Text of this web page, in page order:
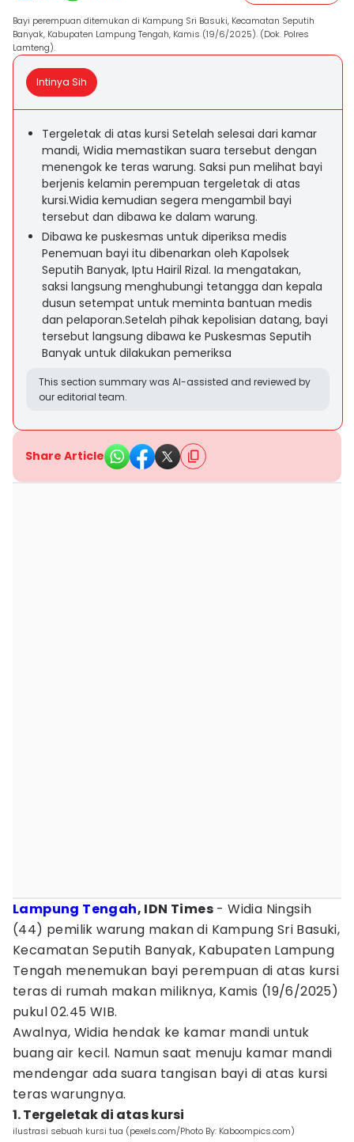
Bayi perempuan ditemukan di Kampung Sri Basuki, Kecamatan Seputih
Banyak, Kabupaten Lampung Tengah, Kamis (19/6/2025). (Dok. Polres
Lamteng).
Intinya Sih
Tergeletak di atas kursi Setelah selesai dari kamar
mandi, Widia memastikan suara tersebut dengan
menengok ke teras warung. Saksi pun melihat bayi
berjenis kelamin perempuan tergeletak di atas
kursi.Widia kemudian segera mengambil bayi
tersebut dan dibawa ke dalam warung.
Dibawa ke puskesmas untuk diperiksa medis
Penemuan bayi itu dibenarkan oleh Kapolsek
Seputih Banyak, Iptu Hairil Rizal. Ia mengatakan,
saksi langsung menghubungi tetangga dan kepala
dusun setempat untuk meminta bantuan medis
dan pelaporan.Setelah pihak kepolisian datang, bayi
tersebut langsung dibawa ke Puskesmas Seputih
Banyak untuk dilakukan pemeriksa
This section summary was AI-assisted and reviewed by
our editorial team.
Share Article
Lampung Tengah, IDN Times - Widia Ningsih
(44) pemilik warung makan di Kampung Sri Basuki,
Kecamatan Seputih Banyak, Kabupaten Lampung
Tengah menemukan bayi perempuan di atas kursi
teras di rumah makan miliknya, Kamis (19/6/2025)
pukul 02.45 WIB.
Awalnya, Widia hendak ke kamar mandi untuk
buang air kecil. Namun saat menuju kamar mandi
mendengar ada suara tangisan bayi di atas kursi
teras warungnya.
1. Tergeletak di atas kursi
ilustrasi sebuah kursi tua (pexels.com/Photo By: Kaboompics.com)